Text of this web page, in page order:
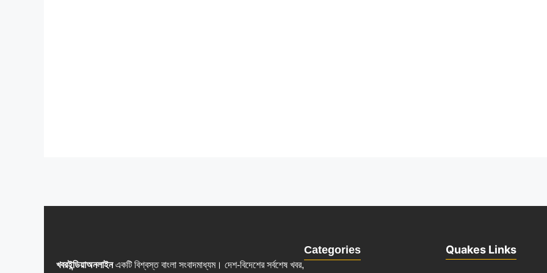
খবরইন্ডিয়াঅনলাইনএকটি বিশ্বস্ত বাংলা সংবাদমাধ্যম। দেশ-বিদেশের সর্বশেষ খবর,
Categories Quakes Links